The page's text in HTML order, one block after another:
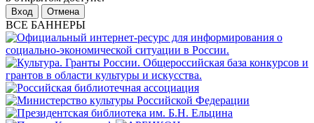
Отмена
ВСЕ БАННЕРЫ